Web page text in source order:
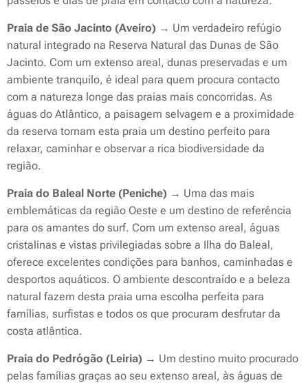
Praia de São Jacinto (Aveiro) → Um verdadeiro refúgio
natural integrado na Reserva Natural das Dunas de São
Jacinto. Com um extenso areal, dunas preservadas e um
ambiente tranquilo, é ideal para quem procura contacto
com a natureza longe das praias mais concorridas. As
águas do Atlântico, a paisagem selvagem e a proximidade
da reserva tornam esta praia um destino perfeito para
relaxar, caminhar e observar a rica biodiversidade da
região.
Praia do Baleal Norte (Peniche) → Uma das mais
emblemáticas da região Oeste e um destino de referência
para os amantes do surf. Com um extenso areal, águas
cristalinas e vistas privilegiadas sobre a Ilha do Baleal,
oferece excelentes condições para banhos, caminhadas e
desportos aquáticos. O ambiente descontraído e a beleza
natural fazem desta praia uma escolha perfeita para
famílias, surfistas e todos os que procuram desfrutar da
costa atlântica.
Praia do Pedrógão (Leiria) → Um destino muito procurado
pelas famílias graças ao seu extenso areal, às águas de